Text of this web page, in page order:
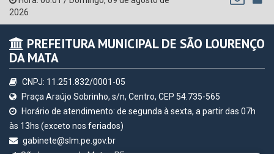
PREFEITURA MUNICIPAL DE SÃO LOURENÇO
DA MATA
CNPJ: 11.251.832/0001-05
Praça Araújo Sobrinho, s/n, Centro, CEP 54.735-565
Horário de atendimento: de segunda à sexta, a partir das 07h
às 13hs (exceto nos feriados)